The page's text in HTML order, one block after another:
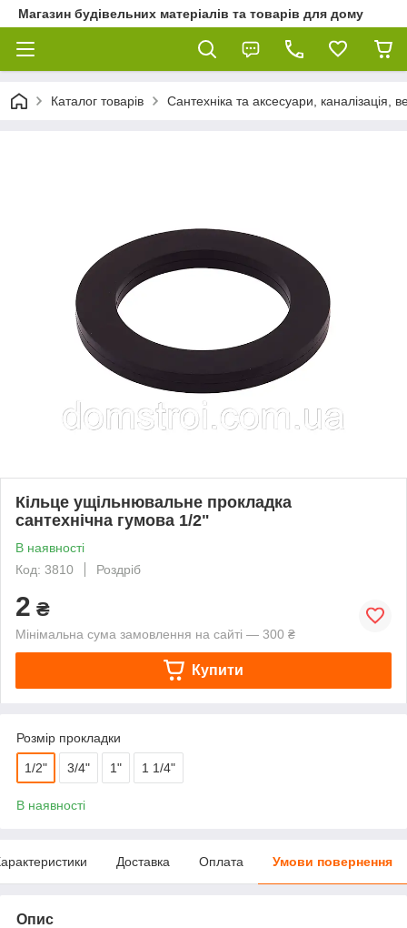
Магазин будівельних матеріалів та товарів для дому
Каталог товарів Сантехніка та аксесуари, каналізація,
Кільце ущільнювальне прокладка
сантехнічна гумова 1/2"
В наявності
Код: 3810
Роздріб
2 ₴
Мінімальна сума замовлення на сайті — 300 ₴
Купити
Розмір прокладки
1/2" 3/4" 1" 1 1/4"
В наявності
Доставка Оплата Умови повернення
Опис